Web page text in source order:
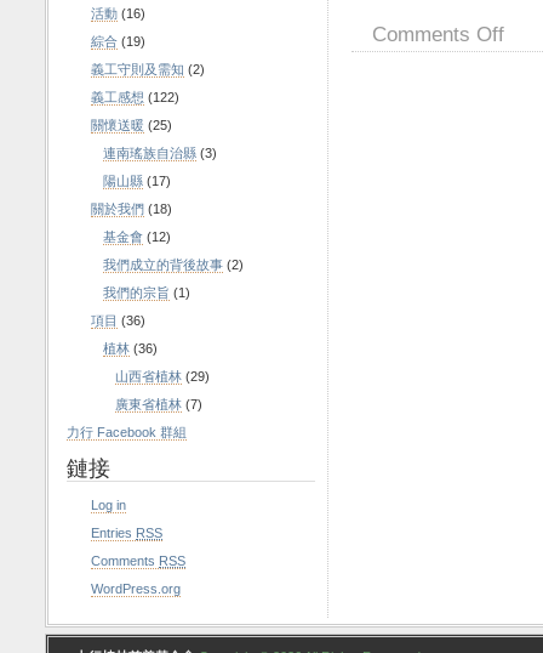
Comments Off
活動 (16)
綜合 (19)
義工守則及需知 (2)
義工感想 (122)
關懷送暖 (25)
連南瑤族自治縣 (3)
陽山縣 (17)
關於我們 (18)
基金會 (12)
我們成立的背後故事 (2)
我們的宗旨 (1)
項目 (36)
植林 (36)
山西省植林 (29)
廣東省植林 (7)
力行 Facebook 群組
鏈接
Log in
Entries RSS
Comments RSS
WordPress.org